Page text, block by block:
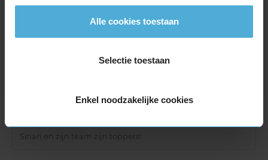
Alle cookies toestaan
Selectie toestaan
Enkel noodzakelijke cookies
Datum: 29 maart 2025 bij312 Almelo, Windmolen 9
Bandenwissel
Sinan en zijn team zijn toppers!